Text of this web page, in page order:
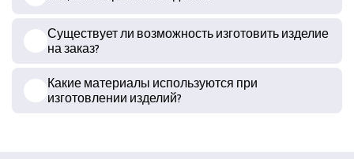
Существует ли возможность изготовить изделие
на заказ?
Какие материалы используются при
изготовлении изделий?